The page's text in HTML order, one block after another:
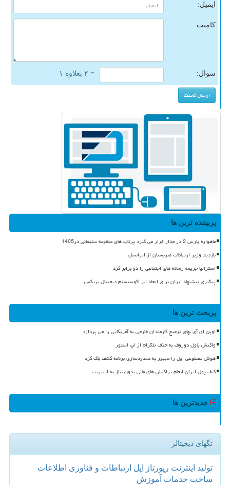
ایمیل:
کامنت:
سوال: = ۲ بعلاوه ۱
پربیننده ترین ها
ماهواره پارس 2 در مدار قرار می گیرد پرتاب های منظومه سلیمانی در1405
بازدید وزیر ارتباطات صربستان از ایرانسل
استرالیا جریمه رسانه های اجتماعی را دو برابر کرد
پیگیری پیشنهاد ایران برای ایجاد ابر اکوسیستم دیجیتال بریکس
پربحث ترین ها
اوپن ای آی بهای ترجیح کارمندان خارجی به آمریکایی را می پردازد
واکنش پاول دوروف به حذف تلگرام از اپ استور
هوش مصنوعی اپل را مجبور به محدودسازی برنامه کشف باگ کرد
کیف پول ایران انجام تراکنش های مالی بدون نیاز به اینترنت
جدیدترین ها
تگهای دیجیتالر
تولید اینترنت رپورتاژ اپل ارتباطات و فناوری اطلاعات
ساخت خدمات آموزش